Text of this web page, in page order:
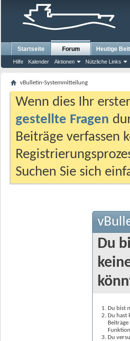
Startseite Forum
Hilfe Kalender Aktionen Nützliche Links
Heutige
vBulletin-Systemmitteilung
Wenn dies Ihr
gestellte Fragen
Beiträge verfassen
Suchen Sie sich
Du
Du bist
Du hast
Du